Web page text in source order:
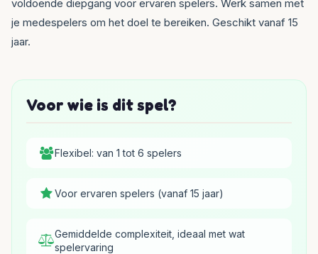
voldoende diepgang voor ervaren spelers. Werk samen met
je medespelers om het doel te bereiken. Geschikt vanaf 15
jaar.
Voor wie is dit spel?
Flexibel: van 1 tot 6 spelers
Voor ervaren spelers (vanaf 15 jaar)
Gemiddelde complexiteit, ideaal met wat
spelervaring